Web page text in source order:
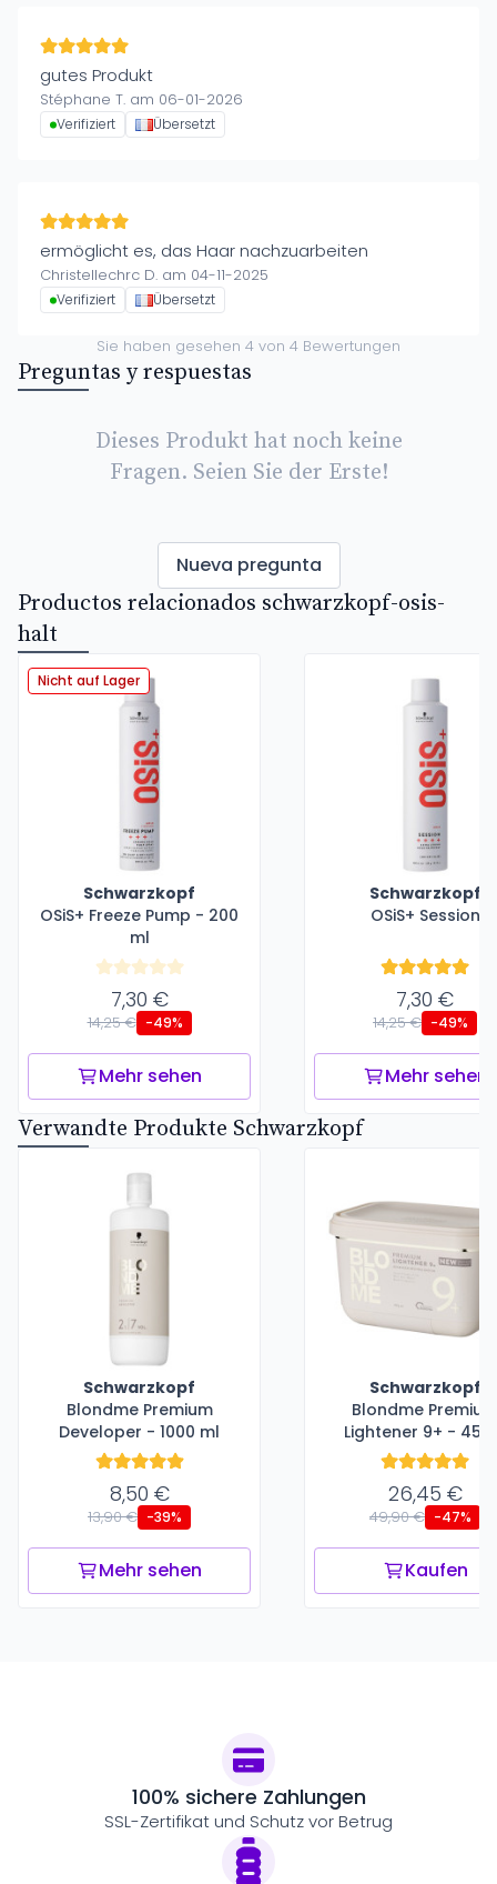
gutes Produkt
Stéphane T. am 06-01-2026
Verifiziert Übersetzt
ermöglicht es, das Haar nachzuarbeiten
Christellechrc D. am 04-11-2025
Verifiziert Übersetzt
Sie haben gesehen 4 von 4 Bewertungen
Preguntas y respuestas
Dieses Produkt hat noch keine
Fragen. Seien Sie der Erste!
Nueva pregunta
Productos relacionados schwarzkopf-osis-
halt
Nicht auf Lager
Schwarzkopf
OSiS+ Freeze Pump - 200
ml
7,30 €
14,25 € -49%
Mehr sehen
Schwarzkopf
OSiS+ Session
7,30 €
14,25 € -49%
Mehr sehen
Verwandte Produkte Schwarzkopf
Schwarzkopf
Blondme Premium
Developer - 1000 ml
8,50 €
13,90 € -39%
Mehr sehen
Schwarzkopf
Blondme
Lightener 9+ - 450
26,45 €
49,90 € -47%
Kaufen
100% sichere Zahlungen
SSL-Zertifikat und Schutz vor Betrug